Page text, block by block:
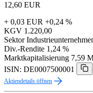
12,60 EUR
+ 0,03 EUR +0,24 %
KGV 1.220,00
Sektor
Div.-Rendite 1,24 %
Marktkapitalisierung 7,59
ISIN: DE0007500001
Aktiendetails öffnen